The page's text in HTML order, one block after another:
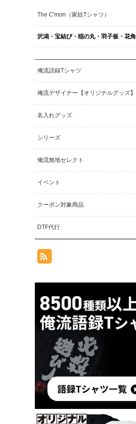
The C'mon（家紋Tシャツ）
沢潟・宝結び・稲の丸・羽子板・花角
俺流語録Tシャツ
俺流デザイナー【オリジナルグッズ】
名入れグッズ
シリーズ
俺流無地セレクト
イベント
クーポン対象商品
DTF代行